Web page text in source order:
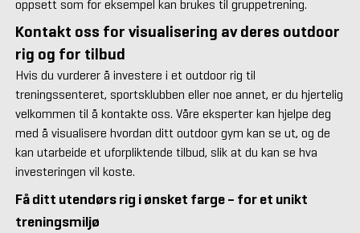
oppsett som for eksempel kan brukes til gruppetrening.
Kontakt oss for visualisering av deres outdoor
rig og for tilbud
Hvis du vurderer å investere i et outdoor rig til
treningssenteret, sportsklubben eller noe annet, er du hjertelig
velkommen til å kontakte oss. Våre eksperter kan hjelpe deg
med å visualisere hvordan ditt outdoor gym kan se ut, og de
kan utarbeide et uforpliktende tilbud, slik at du kan se hva
investeringen vil koste.
Få ditt utendørs rig i ønsket farge – for et unikt
treningsmiljø